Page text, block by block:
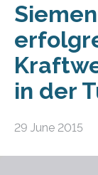
in der
29 June 2015